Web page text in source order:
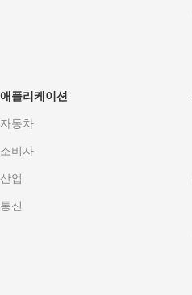
애플리케이션
자동차
소비자
산업
통신